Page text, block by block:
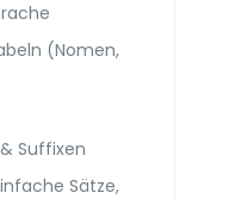
(Nomen,
Suffixen
Sätze,